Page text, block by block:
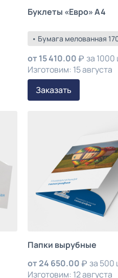
Буклеты «Евро» А4
• Бумага мелованная
от 15 410.00
за 1000
Изготовим: 15 августа
Заказать
Папки вырубные
от24 650.00
за 500
Изготовим: 12 августа